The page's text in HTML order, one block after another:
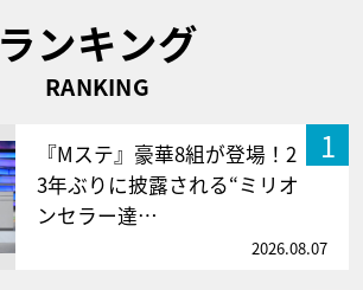
ランキング
RANKING
1
『Mステ』豪華8組が登場！2
3年ぶりに披露される“ミリオ
ンセラー達…
2026.08.07